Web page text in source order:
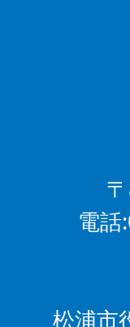
電
松浦市